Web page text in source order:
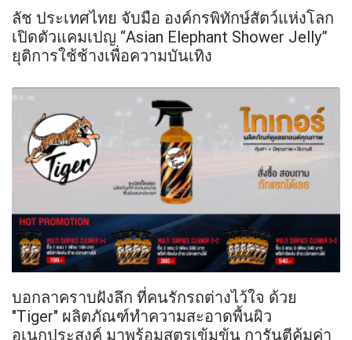
ลัช ประเทศไทย จับมือ องค์กรพิทักษ์สัตว์แห่งโลก
เปิดตัวแคมเปญ “Asian Elephant Shower Jelly”
ยุติการใช้ช้างเพื่อความบันเทิง
บอกลาคราบฝังลึก ที่คนรักรถต่างไว้ใจ ด้วย
"Tiger" ผลิตภัณฑ์ทำความสะอาดพื้นผิว
อเนกประสงค์ มาพร้อมสูตรเข้มข้น การันตีคุ้มค่า